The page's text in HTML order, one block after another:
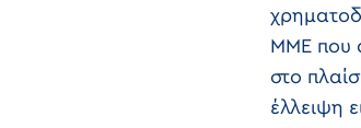
ΜΜΕ που
στο
έλλειψη